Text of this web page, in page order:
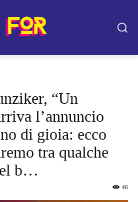
“Un
l’annuncio
di gioia: ecco
tra qualche
b…
46